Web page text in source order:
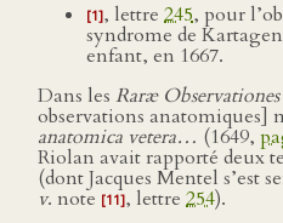
[1], lettre 245, pour
syndrome de
enfant, en 1667.
Dans les Raræ
observations anatomiques]
anatomica vetera… (1649,
Riolan avait rapporté deux
(dont Jacques Mentel s’est
v. note [11], lettre 254).